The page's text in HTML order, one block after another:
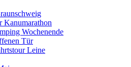
Kanumarathon
Wochenende
Tür
Leine